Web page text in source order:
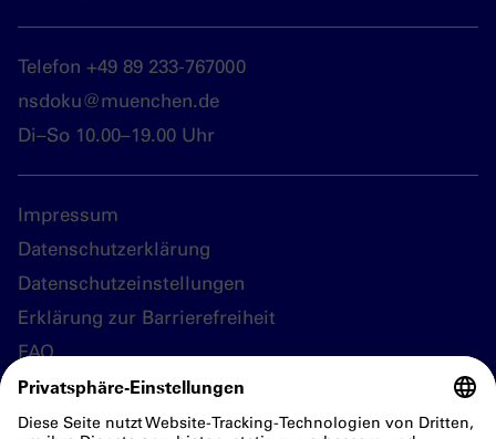
Telefon +49 89 233-767000
nsdoku@muenchen.de
Di–So 10.00–19.00 Uhr
Impressum
Datenschutzerklärung
Datenschutzeinstellungen
Erklärung zur Barrierefreiheit
FAQ
Folgen Sie uns